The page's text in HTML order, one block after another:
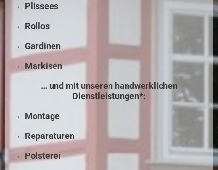
Plissees
Rollos
Gardinen
Markisen
… und mit unseren handwerklichen
Dienstleistungen*:
Montage
Reparaturen
Polsterei